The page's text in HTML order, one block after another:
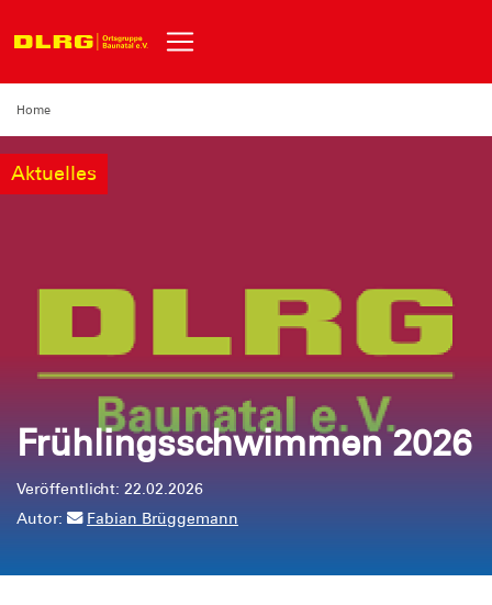
Home
Aktuelles
Frühlingsschwimmen 2026
Veröffentlicht: 22.02.2026
Autor:
Fabian Brüggemann